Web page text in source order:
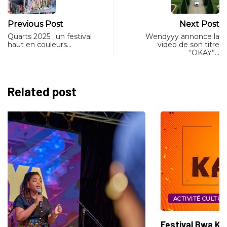
Previous Post
Quarts 2025 : un festival
haut en couleurs…
Next Post
Wendyyy annonce la
vidéo de son titre
“OKAY”…
Related post
ACTIVITÉ CULTURELLE CULTURE
Festival Bwa Kayiman : Mémoire, Leçon et...